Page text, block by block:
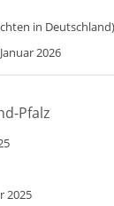
in
2026
Pfalz
2025